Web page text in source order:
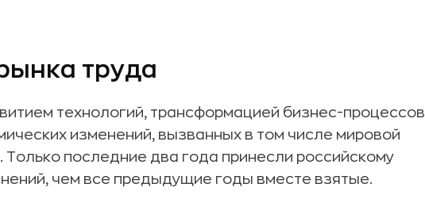
труда
технологий, трансформацией бизнес-процессов
изменений, вызванных в том числе мировой
Только последние два года принесли российскому
чем все предыдущие годы вместе взятые.